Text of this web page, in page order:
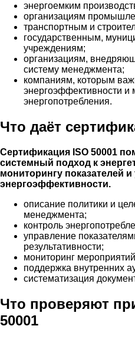
энергоемким
организациям
транспортным и
государственным,
учреждениям;
организациям,
систему менеджмента;
компаниям, которым
энергоэффективности и
энергопотребления.
Что даёт
Сертификация ISO 50001
системный подход к
мониторингу показателей
энергоэффективности.
описание политики и
менеджмента;
контроль
управление
результативности;
мониторинг
поддержка внутренних
систематизация
Что проверяют
50001